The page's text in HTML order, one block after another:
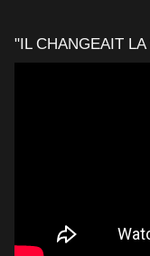
"IL CHANGEAIT